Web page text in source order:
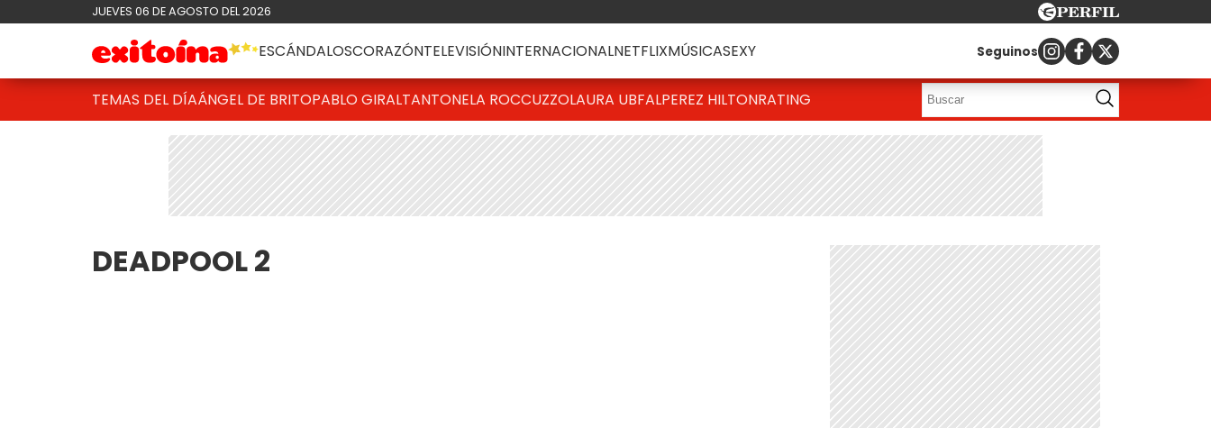
JUEVES 06 DE AGOSTO DEL 2026
ESCÁNDALOSCORAZÓNTELEVISIÓNINTERNACIONALNETFLIXMÚSICASEXY Seguinos
TEMAS DEL DÍAÁNGEL DE BRITOPABLO GIRALTANTONELA ROCCUZZOLAURA UBFALPEREZ HILTONRATING
DEADPOOL 2